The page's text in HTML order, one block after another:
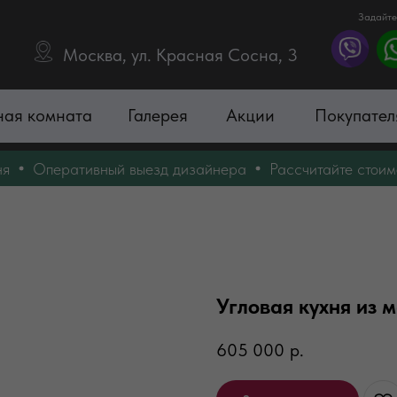
Галерея
Москва, ул. Красная Сосна, 3
комната Акции
выезд дизайнера Рассчитайте стоимость
Угловая кухня из
605 000 р.